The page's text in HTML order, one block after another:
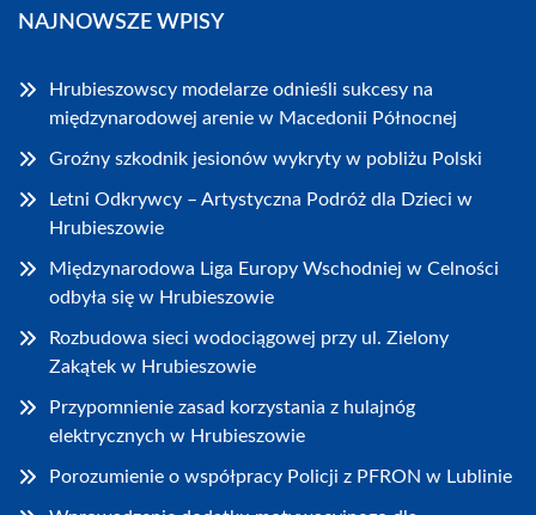
NAJNOWSZE WPISY
Hrubieszowscy modelarze odnieśli sukcesy na
międzynarodowej arenie w Macedonii Północnej
Groźny szkodnik jesionów wykryty w pobliżu Polski
Letni Odkrywcy – Artystyczna Podróż dla Dzieci w
Hrubieszowie
Międzynarodowa Liga Europy Wschodniej w Celności
odbyła się w Hrubieszowie
Rozbudowa sieci wodociągowej przy ul. Zielony
Zakątek w Hrubieszowie
Przypomnienie zasad korzystania z hulajnóg
elektrycznych w Hrubieszowie
Porozumienie o współpracy Policji z PFRON w Lublinie